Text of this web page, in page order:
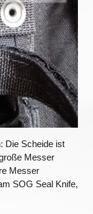
Die Scheide ist
Messer
Messer
SOG Seal Knife,